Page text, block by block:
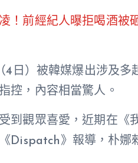
！前經紀人曝拒喝酒被
4日）被韓媒爆出涉及多
控，內容相當驚人。
到觀眾喜愛，近期在《
Dispatch》報導，朴娜